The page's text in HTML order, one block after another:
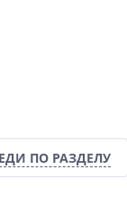
ПО РАЗДЕЛУ